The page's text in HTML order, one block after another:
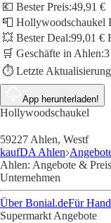
💶 Bester Preis:49,91 €
📮 Hollywoodschaukel
💥 Bester Deal:99,01 €
🛒 Geschäfte in Ahlen:3
⏱️ Letzte
App herunterladen!
Hollywoodschaukel
59227 Ahlen, Westf
kaufDA Ahlen
Ahlen: Angebote & Preis
Unternehmen
Über Bonial.deFür
Supermarkt Angebote